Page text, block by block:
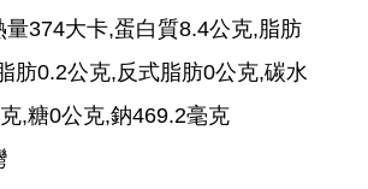
量374大卡,蛋白質8.4公克,脂肪
肪0.2公克,反式脂肪0公克,碳水
,糖0公克,鈉469.2毫克